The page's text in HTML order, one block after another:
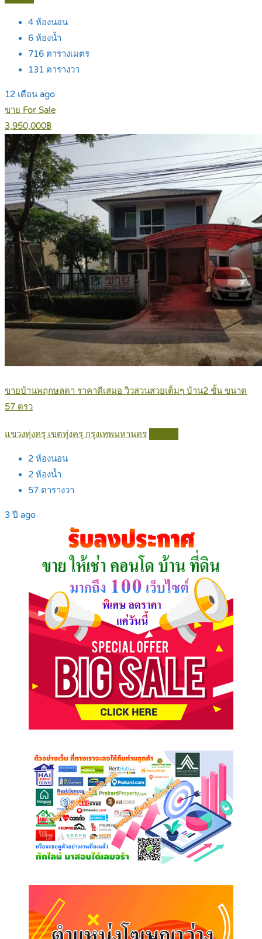
4 ห้องนอน
6 ห้องน้ำ
716 ตารางเมตร
131 ตารางวา
12 เดือน ago
ขาย For Sale
3,950,000฿
ขายบ้านพฤกษลดา ราคาดีเสมอ วิวสวนสวยเต็มๆ บ้าน2 ชั้น ขนาด
57 ตรว
แขวงทุ่งครุ เขตทุ่งครุ กรุงเทพมหานคร
2 ห้องนอน
2 ห้องน้ำ
57 ตารางวา
3 ปี ago